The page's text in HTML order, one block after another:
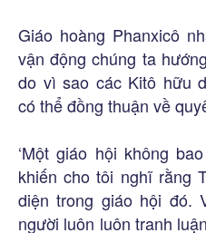
Giáo hoàng Phanxicô
vận động chúng ta
do vì sao các Kitô hữu
có thể đồng thuận về
‘Một giáo hội không
khiến cho tôi nghĩ rằng
diện trong giáo hội đó.
người luôn luôn tranh